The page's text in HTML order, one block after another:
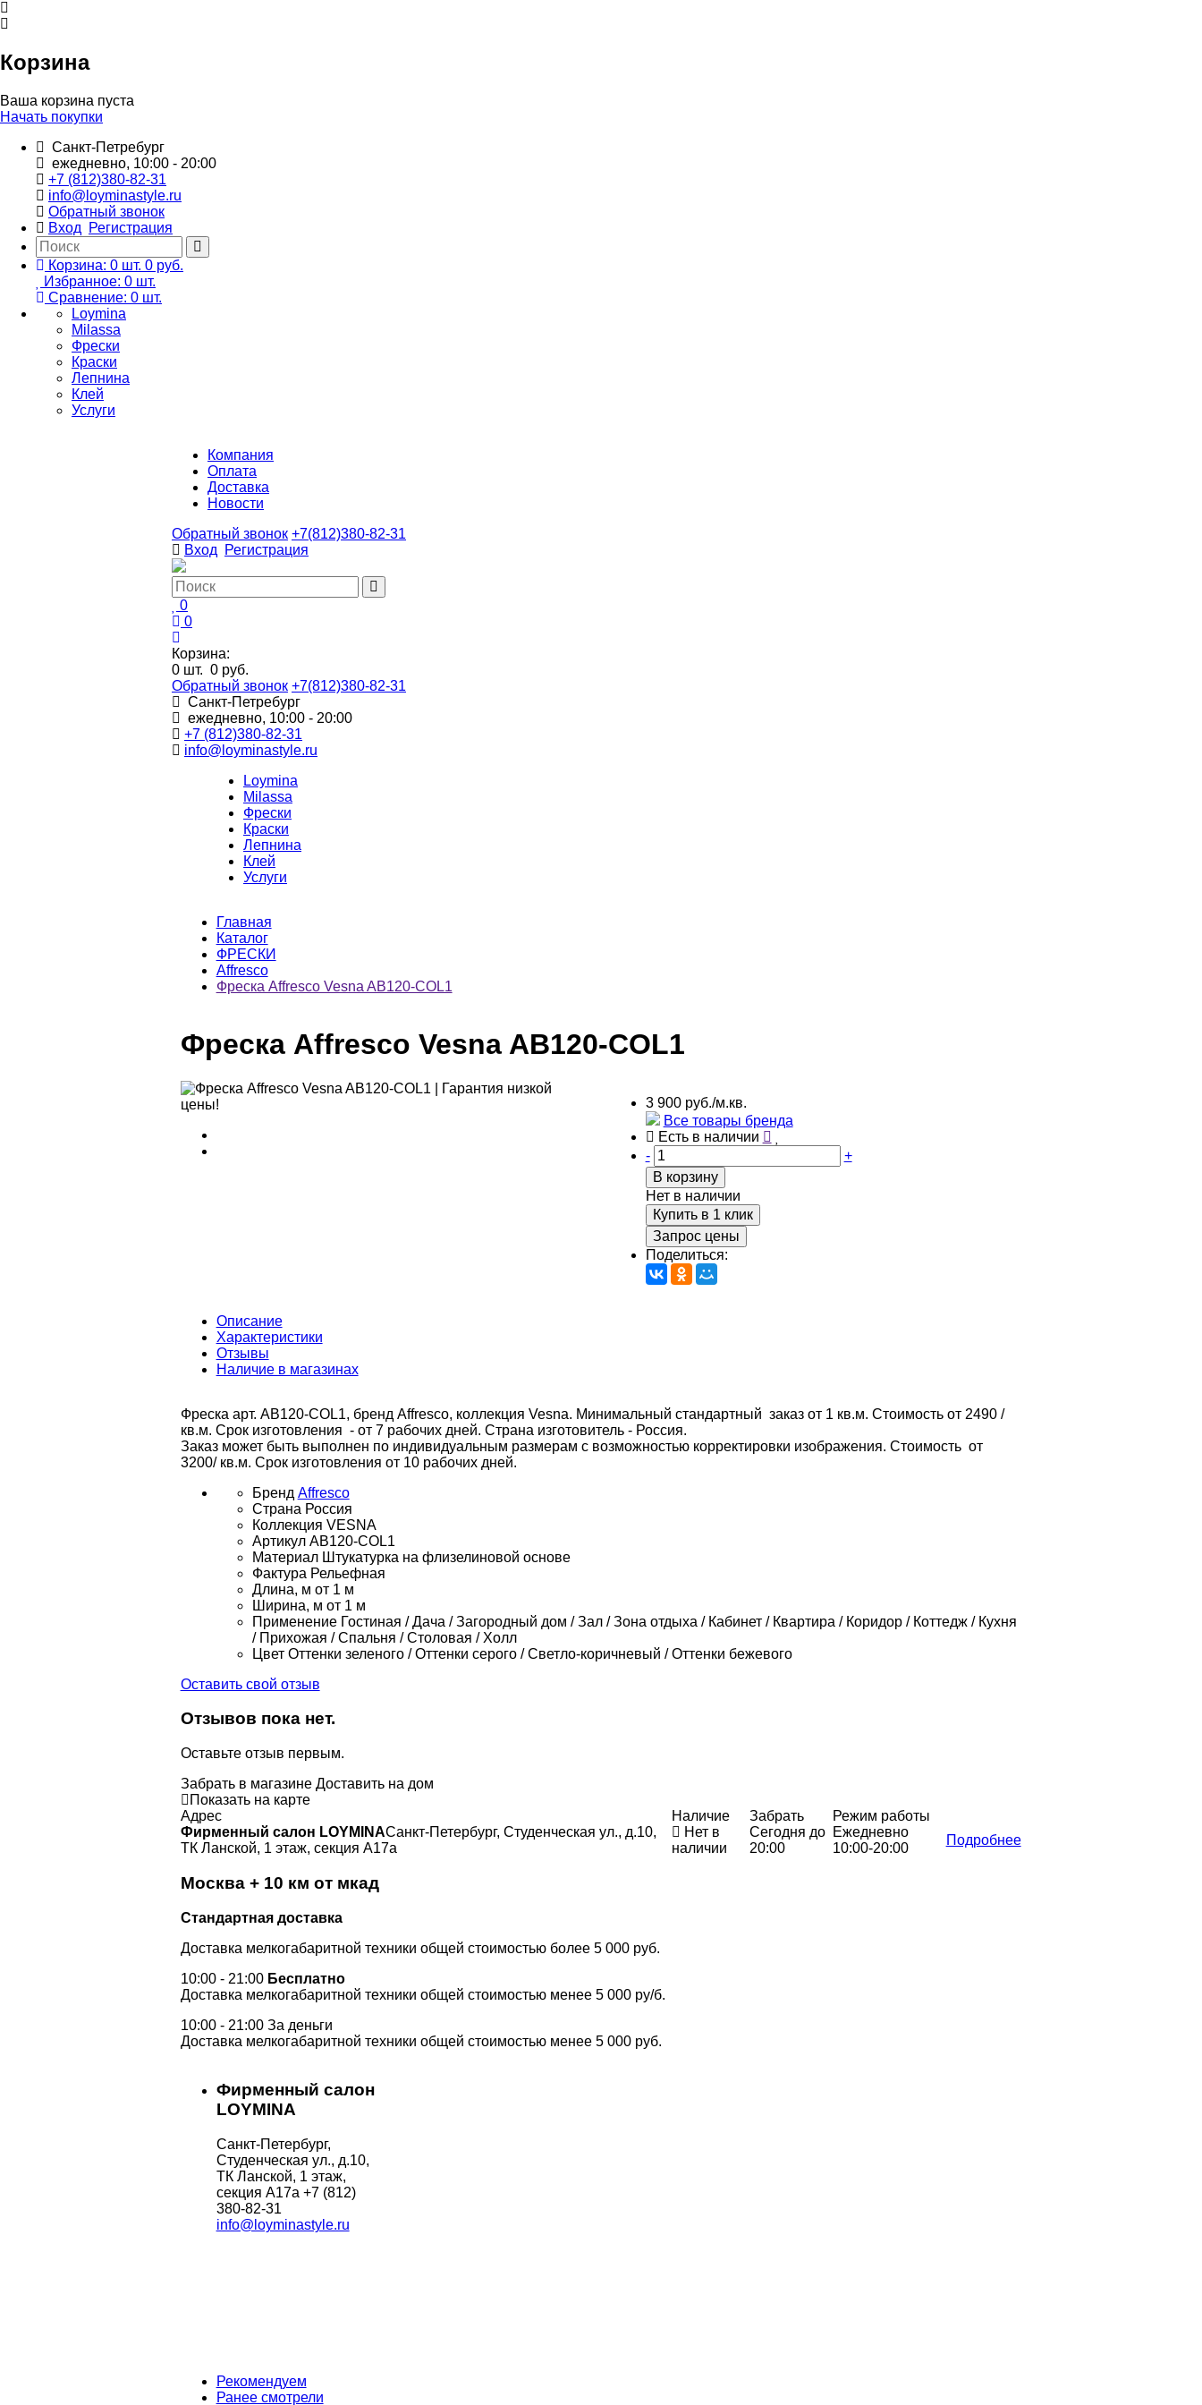
Корзина
Ваша корзина пуста
Начать покупки
Санкт-Петребург
ежедневно, 10:00 - 20:00
+7 (812)380-82-31
info@loyminastyle.ru
Обратный звонок
Вход
Регистрация
Корзина: 0 шт. 0 руб.
Избранное: 0 шт.
Сравнение: 0 шт.
Loymina
Milassa
Фрески
Краски
Лепнина
Клей
Услуги
Компания
Оплата
Доставка
Новости
Обратный звонок +7(812)380-82-31
Вход
Регистрация
0
0
Корзина:
0 шт. 0 руб.
Обратный звонок +7(812)380-82-31
Санкт-Петребург
ежедневно, 10:00 - 20:00
+7 (812)380-82-31
info@loyminastyle.ru
Loymina
Milassa
Фрески
Краски
Лепнина
Клей
Услуги
Главная
Каталог
ФРЕСКИ
Affresco
Фреска Affresco Vesna AB120-COL1
Фреска Affresco Vesna AB120-COL1
3 900 руб./м.кв.
Все товары бренда
Есть в наличии
-
+
В корзину
Нет в наличии
Купить в 1 клик
Запрос цены
Поделиться:
Описание
Характеристики
Отзывы
Наличие в магазинах
Фреска арт. AB120-COL1, бренд Affresco, коллекция Vesna. Минимальный стандартный заказ от 1 кв.м. Стоимость от 2490 /
кв.м. Срок изготовления - от 7 рабочих дней. Страна изготовитель - Россия.
Заказ может быть выполнен по индивидуальным размерам с возможностью корректировки изображения. Стоимость от
3200/ кв.м. Срок изготовления от 10 рабочих дней.
Бренд Affresco
Страна Россия
Коллекция VESNA
Артикул AB120-COL1
Материал Штукатурка на флизелиновой основе
Фактура Рельефная
Длина, м от 1 м
Ширина, м от 1 м
Применение Гостиная / Дача / Загородный дом / Зал / Зона отдыха / Кабинет / Квартира / Коридор / Коттедж / Кухня
/ Прихожая / Спальня / Столовая / Холл
Цвет Оттенки зеленого / Оттенки серого / Светло-коричневый / Оттенки бежевого
Оставить свой отзыв
Отзывов пока нет.
Оставьте отзыв первым.
Забрать в магазине Доставить на дом
Показать на карте
Адрес
Наличие Забрать
Режим работы
Фирменный салон LOYMINAСанкт-Петербург, Студенческая ул., д.10,
ТК Ланской, 1 этаж, секция А17а
Нет в
наличии
Сегодня до
20:00
Ежедневно
10:00-20:00
Подробнее
Москва + 10 км от мкад
Стандартная доставка
Доставка мелкогабаритной техники общей стоимостью более 5 000 руб.
10:00 - 21:00 Бесплатно
Доставка мелкогабаритной техники общей стоимостью менее 5 000 ру/б.
10:00 - 21:00 За деньги
Доставка мелкогабаритной техники общей стоимостью менее 5 000 руб.
Фирменный салон
LOYMINA
Санкт-Петербург,
Студенческая ул., д.10,
ТК Ланской, 1 этаж,
секция А17а +7 (812)
380-82-31
info@loyminastyle.ru
Рекомендуем
Ранее смотрели